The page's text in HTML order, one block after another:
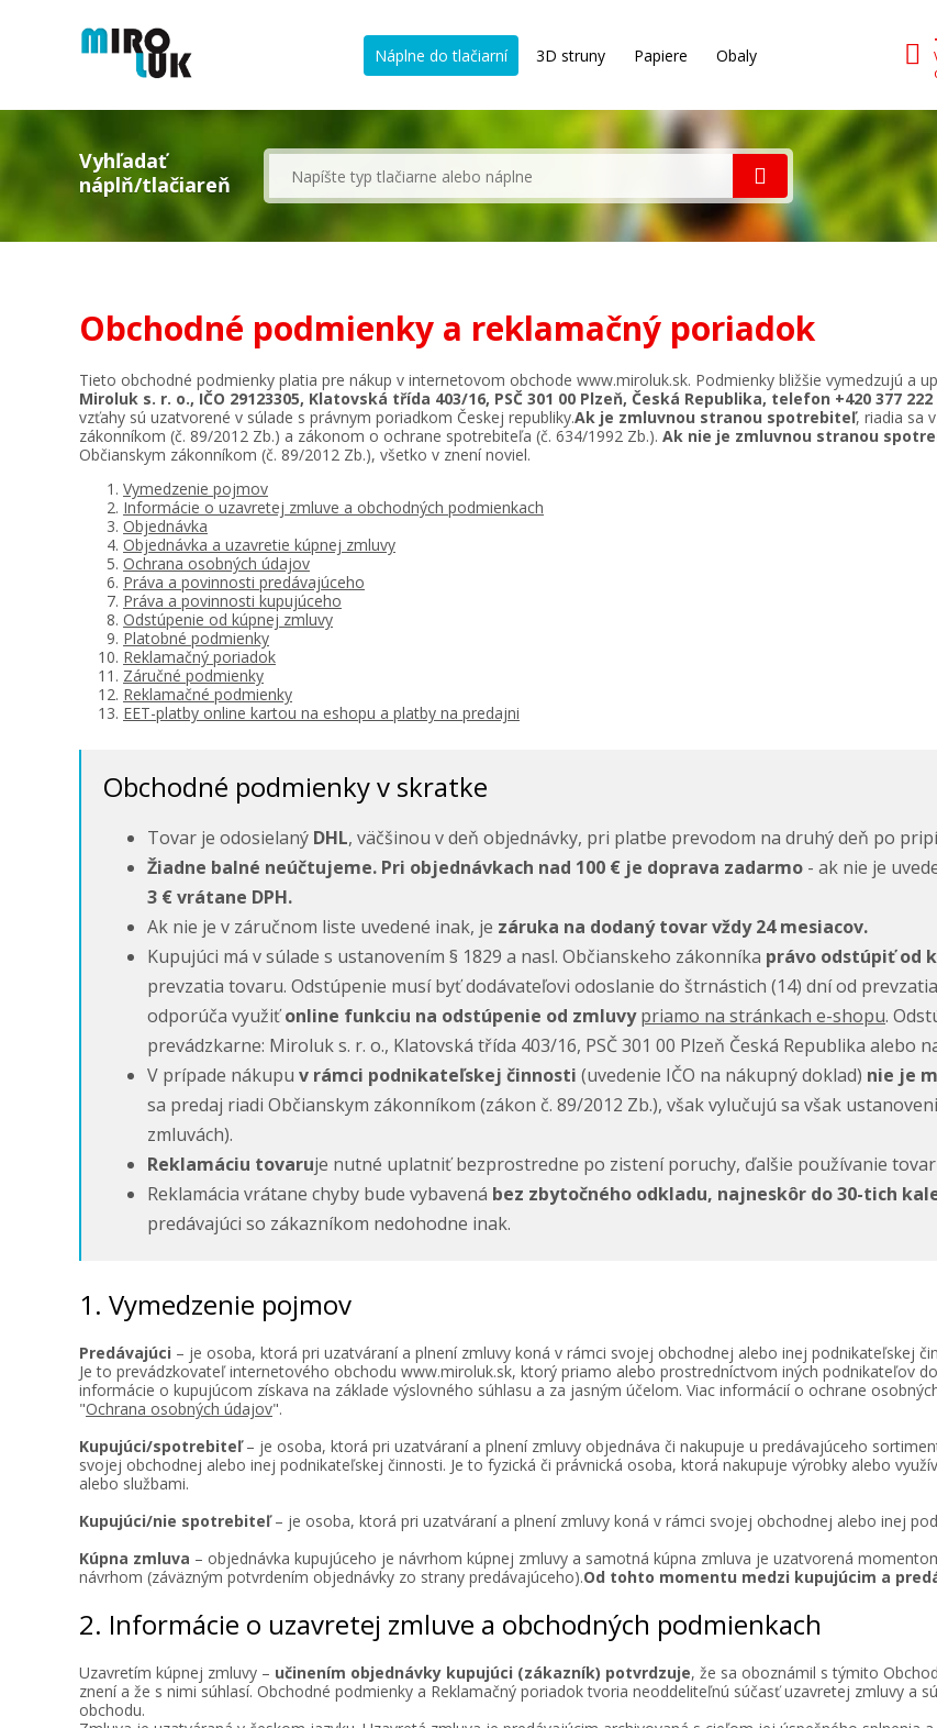
Náplne do tlačiarní 3D struny Papiere Obaly
Vyhľadať
náplň/tlačiareň
Obchodné podmienky a reklamačný poriadok
Tieto obchodné podmienky platia pre nákup v internetovom obchode www.miroluk.sk. Podmienky bližšie vymedzujú a
Miroluk s. r. o., IČO 29123305, Klatovská třída 403/16, PSČ 301 00 Plzeň, Česká Republika, telefon +420 377 222
vzťahy sú uzatvorené v súlade s právnym poriadkom Českej republiky.Ak je zmluvnou stranou spotrebiteľ, riadia sa
zákonníkom (č. 89/2012 Zb.) a zákonom o ochrane spotrebiteľa (č. 634/1992 Zb.). Ak nie je zmluvnou stranou
Občianskym zákonníkom (č. 89/2012 Zb.), všetko v znení noviel.
Vymedzenie pojmov
Informácie o uzavretej zmluve a obchodných podmienkach
Objednávka
Objednávka a uzavretie kúpnej zmluvy
Ochrana osobných údajov
Práva a povinnosti predávajúceho
Práva a povinnosti kupujúceho
Odstúpenie od kúpnej zmluvy
Platobné podmienky
Reklamačný poriadok
Záručné podmienky
Reklamačné podmienky
EET-platby online kartou na eshopu a platby na predajni
Obchodné podmienky v skratke
Tovar je odosielaný DHL, väčšinou v deň objednávky, pri platbe prevodom na druhý deň po
Žiadne balné neúčtujeme. Pri objednávkach nad 100 € je doprava zadarmo - ak nie je
3 € vrátane DPH.
Ak nie je v záručnom liste uvedené inak, je záruka na dodaný tovar vždy 24 mesiacov.
Kupujúci má v súlade s ustanovením § 1829 a nasl. Občianskeho zákonníka právo odstúpiť od
prevzatia tovaru. Odstúpenie musí byť dodávateľovi odoslanie do štrnástich (14) dní od
odporúča využiťonline funkciu na odstúpenie od zmluvypriamo na stránkach e-shopu.
prevádzkarne: Miroluk s. r. o., Klatovská třída 403/16, PSČ 301 00 Plzeň Česká Republika alebo
V prípade nákupu v rámci podnikateľskej činnosti (uvedenie IČO na nákupný doklad) nie je
sa predaj riadi Občianskym zákonníkom (zákon č. 89/2012 Zb.), však vylučujú sa však
zmluvách).
Reklamáciu tovaruje nutné uplatniť bezprostredne po zistení poruchy, ďalšie používanie
Reklamácia vrátane chyby bude vybavená bez zbytočného odkladu, najneskôr do 30-tich
predávajúci so zákazníkom nedohodne inak.
1. Vymedzenie pojmov
Predávajúci – je osoba, ktorá pri uzatváraní a plnení zmluvy koná v rámci svojej obchodnej alebo inej podnikateľskej
Je to prevádzkovateľ internetového obchodu www.miroluk.sk, ktorý priamo alebo prostredníctvom iných podnikateľov
informácie o kupujúcom získava na základe výslovného súhlasu a za jasným účelom. Viac informácií o ochrane
"Ochrana osobných údajov".
Kupujúci/spotrebiteľ– je osoba, ktorá pri uzatváraní a plnení zmluvy objednáva či nakupuje u predávajúceho
svojej obchodnej alebo inej podnikateľskej činnosti. Je to fyzická či právnická osoba, ktorá nakupuje výrobky alebo
alebo službami.
Kupujúci/nie spotrebiteľ– je osoba, ktorá pri uzatváraní a plnení zmluvy koná v rámci svojej obchodnej alebo inej
Kúpna zmluva – objednávka kupujúceho je návrhom kúpnej zmluvy a samotná kúpna zmluva je uzatvorená
návrhom (záväzným potvrdením objednávky zo strany predávajúceho).Od tohto momentu medzi kupujúcim a
2. Informácie o uzavretej zmluve a obchodných podmienkach
Uzavretím kúpnej zmluvy – učinením objednávky kupujúci (zákazník) potvrdzuje, že sa oboznámil s týmito
znení a že s nimi súhlasí. Obchodné podmienky a Reklamačný poriadok tvoria neoddeliteľnú súčasť uzavretej zmluvy a
obchodu.